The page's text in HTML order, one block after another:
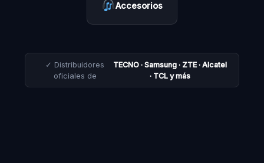
Accesorios
✓ Distribuidores
oficiales de
TECNO · Samsung · ZTE · Alcatel
· TCL y más